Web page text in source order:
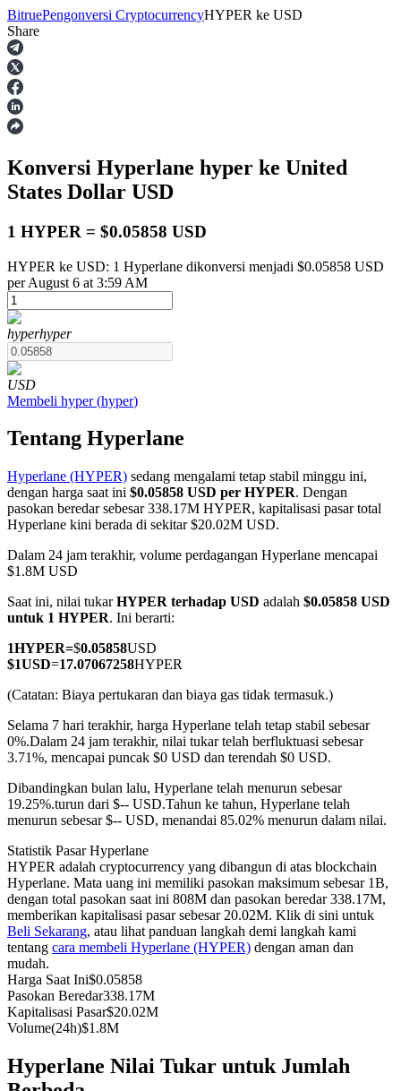
Berjangka
USDT Berjangka
COIN-M Berjangka
Mata Uang Kripto Berjangka
TradFi
Derivatif saham, forex, logam mulia, dan komoditas
USDC Berjangka
Kontrak berjangka menggunakan USDC sebagai jaminannya
Copy Trading
Bergabunglah dengan pedagang top
BitruePengonversi CryptocurrencyHYPER ke USD
Share
Konversi Hyperlane hyper ke United
States Dollar USD
1 HYPER = $0.05858 USD
HYPER ke USD: 1 Hyperlane dikonversi menjadi $0.05858 USD
per August 6 at 3:59 AM
hyperhyper
USD
Membeli hyper(hyper)
Tentang Hyperlane
Hyperlane (HYPER) sedang mengalami tetap stabil minggu ini,
dengan harga saat ini $0.05858 USD per HYPER. Dengan
pasokan beredar sebesar 338.17M HYPER, kapitalisasi pasar total
Hyperlane kini berada di sekitar $20.02M USD.
Dalam 24 jam terakhir, volume perdagangan Hyperlane mencapai
$1.8M USD
Saat ini, nilai tukarHYPER terhadap USD adalah $0.05858 USD
untuk 1 HYPER. Ini berarti:
1HYPER=$0.05858USD
$1USD=17.07067258HYPER
(Catatan: Biaya pertukaran dan biaya gas tidak termasuk.)
Selama 7 hari terakhir, harga Hyperlane telah tetap stabil sebesar
0%.Dalam 24 jam terakhir, nilai tukar telah berfluktuasi sebesar
3.71%, mencapai puncak $0 USD dan terendah $0 USD.
Dibandingkan bulan lalu, Hyperlane telah menurun sebesar
19.25%.turun dari $-- USD.Tahun ke tahun, Hyperlane telah
menurun sebesar $-- USD, menandai 85.02% menurun dalam nilai.
Statistik Pasar Hyperlane
HYPER adalah cryptocurrency yang dibangun di atas blockchain
Hyperlane. Mata uang ini memiliki pasokan maksimum sebesar 1B,
dengan total pasokan saat ini 808M dan pasokan beredar 338.17M,
memberikan kapitalisasi pasar sebesar 20.02M. Klik di sini untuk
Beli Sekarang, atau lihat panduan langkah demi langkah kami
tentang cara membeli Hyperlane (HYPER) dengan aman dan
mudah.
Harga Saat Ini$0.05858
Pasokan Beredar338.17M
Kapitalisasi Pasar$20.02M
Volume(24h)$1.8M
Hyperlane Nilai Tukar untuk Jumlah